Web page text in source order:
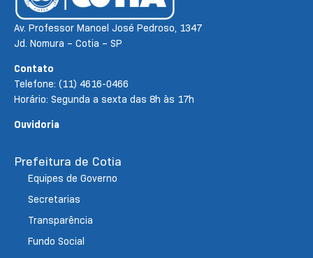
Av. Professor Manoel José Pedroso, 1347
Jd. Nomura – Cotia – SP
Contato
Telefone: (11) 4616-0466
Horário: Segunda a sexta das 8h às 17h
Ouvidoria
Prefeitura de Cotia
Equipes de Governo
Secretarias
Transparência
Fundo Social